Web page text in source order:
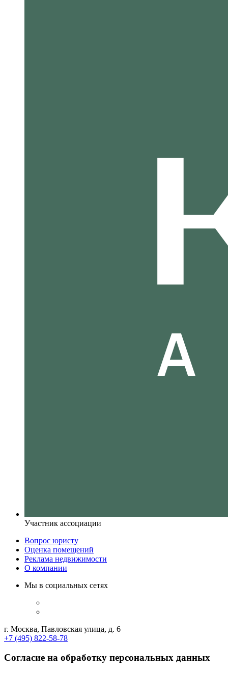
Участник ассоциации
Вопрос юристу
Оценка помещений
Реклама недвижимости
О компании
Мы в социальных сетях
г. Москва, Павловская улица, д. 6
+7 (495) 822-58-78
Согласие на обработку персональных данных